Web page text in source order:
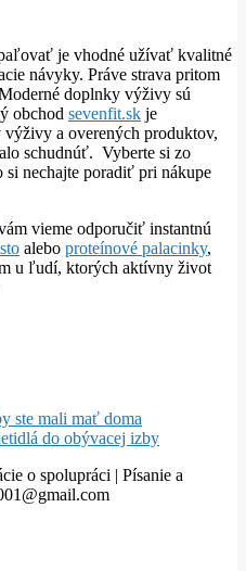
je vhodné užívať kvalitné
návyky. Práve strava pritom
doplnky výživy sú
obchod sevenfit.sk je
a overených produktov,
schudnúť. Vyberte si zo
si nechajte poradiť pri nákupe
vieme odporučiť instantnú
alebo proteínové palacinky,
u ľudí, ktorých aktívny život
ste mali mať doma
do obývacej izby
o spolupráci | Písanie a